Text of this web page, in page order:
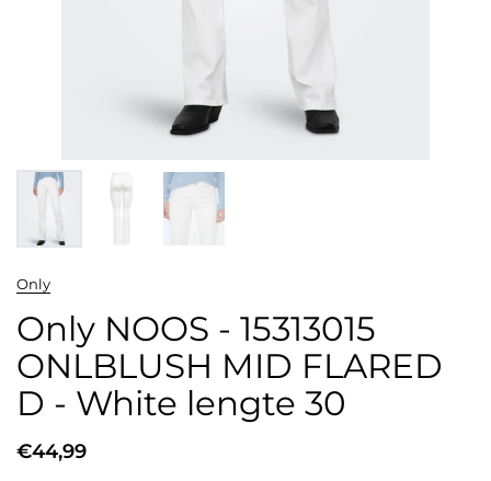
Only
Only NOOS - 15313015
ONLBLUSH MID FLARED
D - White lengte 30
€44,99